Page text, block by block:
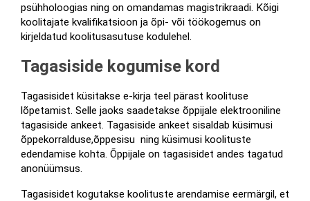
psühholoogias ning on omandamas magistrikraadi. Kõigi
koolitajate kvalifikatsioon ja õpi- või töökogemus on
kirjeldatud koolitusasutuse kodulehel.
Tagasiside kogumise kord
Tagasisidet küsitakse e-kirja teel pärast koolituse
lõpetamist. Selle jaoks saadetakse õppijale elektrooniline
tagasiside ankeet. Tagasiside ankeet sisaldab küsimusi
õppekorralduse,õppesisu  ning küsimusi koolituste
edendamise kohta. Õppijale on tagasisidet andes tagatud
anonüümsus.
Tagasisidet kogutakse koolituste arendamise eermärgil, et